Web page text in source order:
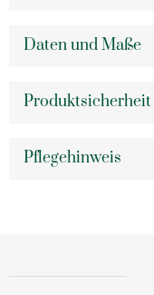
Daten und Maße
Produktsicherheit
Pflegehinweis